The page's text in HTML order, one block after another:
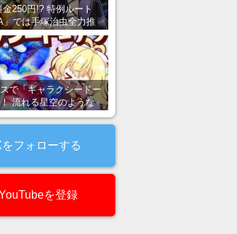
250円!? 特例ルート
では手塚治虫全力推
める！
で「ギャラクシードー
流れる星空のような
フォローする
を登録